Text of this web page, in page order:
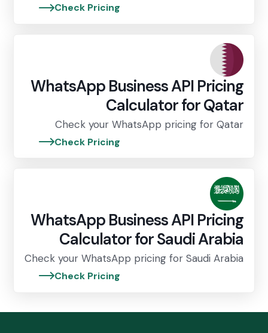
Check Pricing
WhatsApp Business API Pricing
Calculator for Qatar
Check your WhatsApp pricing for Qatar
Check Pricing
WhatsApp Business API Pricing
Calculator for Saudi Arabia
Check your WhatsApp pricing for Saudi Arabia
Check Pricing